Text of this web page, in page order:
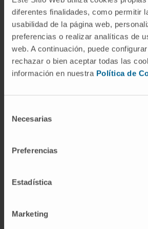
diferentes finalidades, como permitir
usabilidad de la página web,
preferencias o realizar analíticas de
web. A continuación, puede
rechazar o bien aceptar todas las
información en nuestra Política de
Necesarias
Preferencias
Estadística
Marketing
Doctor Honoris Causa por las
Oporto (Portugal) y Austral
recibidodistincionescomo el
el premio "Asturiano del Año"
concedió el "Recognition Award"
Área de Medicina "Gregorio
Promover un cambio en la
la Clínica
Por su parte, María Ángeles
(Úbeda, Jaén, 1948) es
Gestión y Administración en